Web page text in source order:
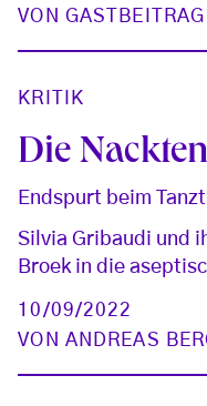
VON GASTBEITRAG
KRITIK
Die
Endspurt beim
Silvia Gribaudi und
Broek in die
10/09/2022
VON ANDREAS